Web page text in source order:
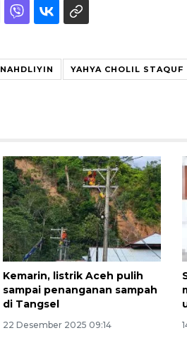
NAHDLIYIN YAHYA CHOLIL STAQUF
Kemarin, listrik Aceh pulih
sampai penanganan sampah
di Tangsel
22 Desember 2025 09:14
Pigai:
tetap